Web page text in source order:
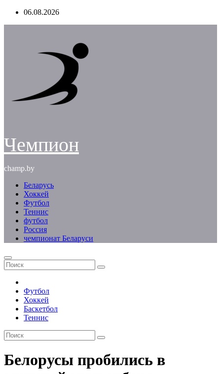
Перейти06.08.2026
Чемпион
champ.by
Беларусь
Хоккей
Футбол
Теннис
футбол
Россия
чемпионат Беларуси
Футбол
Хоккей
Баскетбол
Теннис
Белорусы пробились в